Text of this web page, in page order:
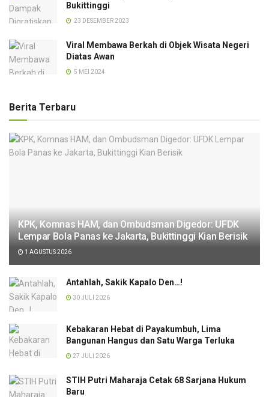
Bukittinggi
23 DESEMBER 2023
Viral Membawa Berkah di Objek Wisata Negeri
Diatas Awan
5 MEI 2024
Berita Terbaru
KPK, Komnas HAM, dan Ombudsman Digedor: UFDK
Lempar Bola Panas ke Jakarta, Bukittinggi Kian Berisik
1 AGUSTUS 2026
Antahlah, Sakik Kapalo Den…!
30 JULI 2026
Kebakaran Hebat di Payakumbuh, Lima
Bangunan Hangus dan Satu Warga Terluka
27 JULI 2026
STIH Putri Maharaja Cetak 68 Sarjana Hukum
Baru